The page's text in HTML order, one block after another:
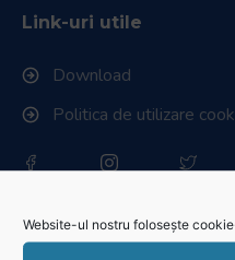
Website-ul nostru folosește
Link-uri utile
Download
Politica de utilizare